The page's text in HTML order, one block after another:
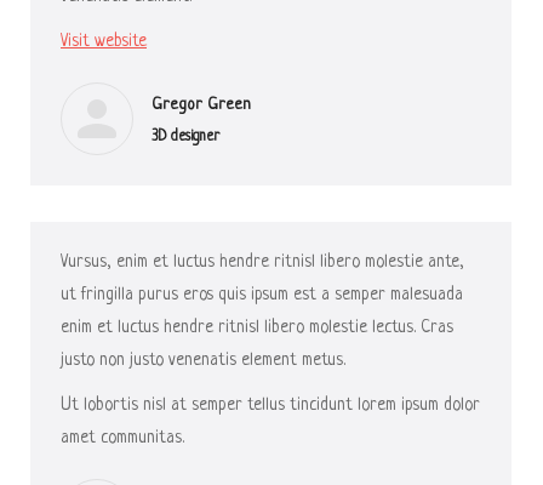
Visit website
Gregor Green
3D designer
Vursus, enim et luctus hendre ritnisl libero molestie ante,
ut fringilla purus eros quis ipsum est a semper malesuada
enim et luctus hendre ritnisl libero molestie lectus. Cras
justo non justo venenatis element metus.
Ut lobortis nisl at semper tellus tincidunt lorem ipsum dolor
amet communitas.